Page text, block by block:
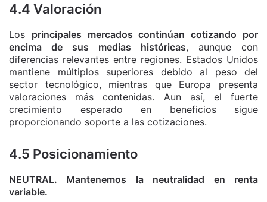
4.4 Valoración
Los principales mercados continúan cotizando por
encima de sus medias históricas, aunque con
diferencias relevantes entre regiones. Estados Unidos
mantiene múltiplos superiores debido al peso del
sector tecnológico, mientras que Europa presenta
valoraciones más contenidas. Aun así, el fuerte
crecimiento esperado en beneficios sigue
proporcionando soporte a las cotizaciones.
4.5 Posicionamiento
NEUTRAL. Mantenemos la neutralidad en renta
variable.